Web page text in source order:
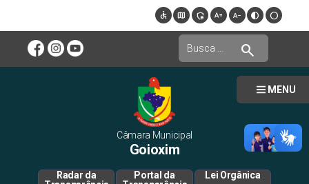
MENU
accessible map admin_panel_settings text_increase text_decrease contrast circle
search
Câmara Municipal
Goioxim
Radar da
Portal da
Lei Orgânica